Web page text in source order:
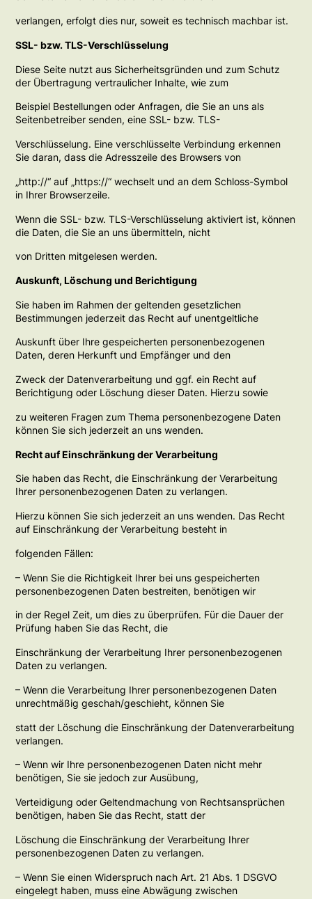
verlangen, erfolgt dies nur, soweit es technisch machbar ist.
SSL- bzw. TLS-Verschlüsselung
Diese Seite nutzt aus Sicherheitsgründen und zum Schutz
der Übertragung vertraulicher Inhalte, wie zum
Beispiel Bestellungen oder Anfragen, die Sie an uns als
Seitenbetreiber senden, eine SSL- bzw. TLS-
Verschlüsselung. Eine verschlüsselte Verbindung erkennen
Sie daran, dass die Adresszeile des Browsers von
„http://“ auf „https://“ wechselt und an dem Schloss-Symbol
in Ihrer Browserzeile.
Wenn die SSL- bzw. TLS-Verschlüsselung aktiviert ist, können
die Daten, die Sie an uns übermitteln, nicht
von Dritten mitgelesen werden.
Auskunft, Löschung und Berichtigung
Sie haben im Rahmen der geltenden gesetzlichen
Bestimmungen jederzeit das Recht auf unentgeltliche
Auskunft über Ihre gespeicherten personenbezogenen
Daten, deren Herkunft und Empfänger und den
Zweck der Datenverarbeitung und ggf. ein Recht auf
Berichtigung oder Löschung dieser Daten. Hierzu sowie
zu weiteren Fragen zum Thema personenbezogene Daten
können Sie sich jederzeit an uns wenden.
Recht auf Einschränkung der Verarbeitung
Sie haben das Recht, die Einschränkung der Verarbeitung
Ihrer personenbezogenen Daten zu verlangen.
Hierzu können Sie sich jederzeit an uns wenden. Das Recht
auf Einschränkung der Verarbeitung besteht in
folgenden Fällen:
– Wenn Sie die Richtigkeit Ihrer bei uns gespeicherten
personenbezogenen Daten bestreiten, benötigen wir
in der Regel Zeit, um dies zu überprüfen. Für die Dauer der
Prüfung haben Sie das Recht, die
Einschränkung der Verarbeitung Ihrer personenbezogenen
Daten zu verlangen.
– Wenn die Verarbeitung Ihrer personenbezogenen Daten
unrechtmäßig geschah/geschieht, können Sie
statt der Löschung die Einschränkung der Datenverarbeitung
verlangen.
– Wenn wir Ihre personenbezogenen Daten nicht mehr
benötigen, Sie sie jedoch zur Ausübung,
Verteidigung oder Geltendmachung von Rechtsansprüchen
benötigen, haben Sie das Recht, statt der
Löschung die Einschränkung der Verarbeitung Ihrer
personenbezogenen Daten zu verlangen.
– Wenn Sie einen Widerspruch nach Art. 21 Abs. 1 DSGVO
eingelegt haben, muss eine Abwägung zwischen